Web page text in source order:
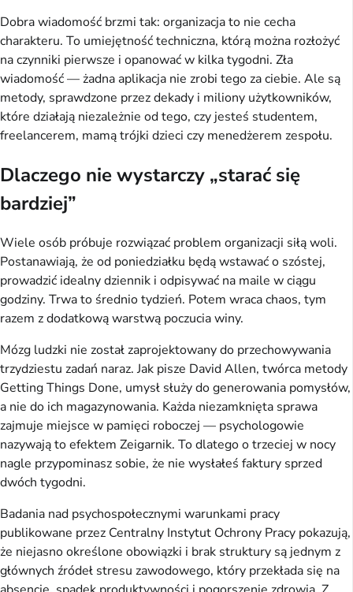
Dobra wiadomość brzmi tak: organizacja to nie cecha
charakteru. To umiejętność techniczna, którą można rozłożyć
na czynniki pierwsze i opanować w kilka tygodni. Zła
wiadomość — żadna aplikacja nie zrobi tego za ciebie. Ale są
metody, sprawdzone przez dekady i miliony użytkowników,
które działają niezależnie od tego, czy jesteś studentem,
freelancerem, mamą trójki dzieci czy menedżerem zespołu.
Dlaczego nie wystarczy „starać się
bardziej”
Wiele osób próbuje rozwiązać problem organizacji siłą woli.
Postanawiają, że od poniedziałku będą wstawać o szóstej,
prowadzić idealny dziennik i odpisywać na maile w ciągu
godziny. Trwa to średnio tydzień. Potem wraca chaos, tym
razem z dodatkową warstwą poczucia winy.
Mózg ludzki nie został zaprojektowany do przechowywania
trzydziestu zadań naraz. Jak pisze David Allen, twórca metody
Getting Things Done, umysł służy do generowania pomysłów,
a nie do ich magazynowania. Każda niezamknięta sprawa
zajmuje miejsce w pamięci roboczej — psychologowie
nazywają to efektem Zeigarnik. To dlatego o trzeciej w nocy
nagle przypominasz sobie, że nie wysłałeś faktury sprzed
dwóch tygodni.
Badania nad psychospołecznymi warunkami pracy
publikowane przez Centralny Instytut Ochrony Pracy pokazują,
że niejasno określone obowiązki i brak struktury są jednym z
głównych źródeł stresu zawodowego, który przekłada się na